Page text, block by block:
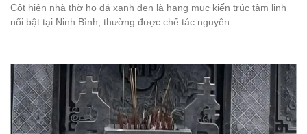
Cột hiên nhà thờ họ đá xanh đen là hạng mục kiến trúc tâm linh
nổi bật tại Ninh Bình, thường được chế tác nguyên ...